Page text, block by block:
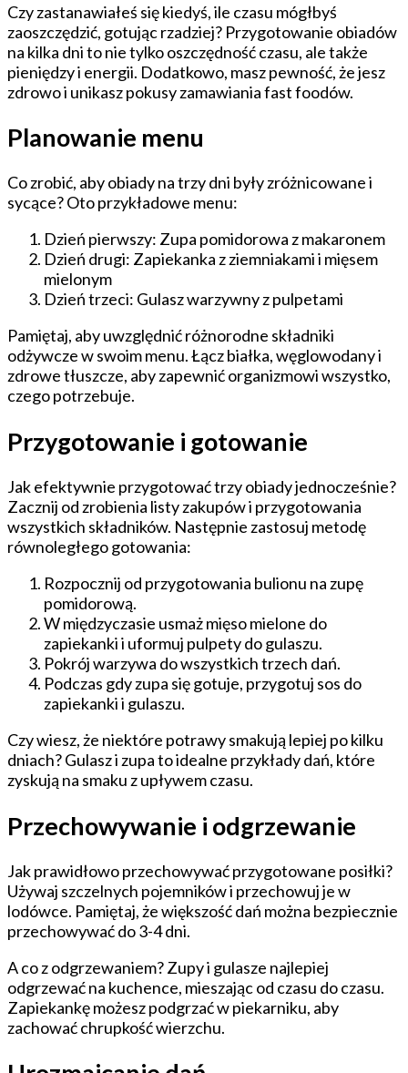
Czy zastanawiałeś się kiedyś, ile czasu mógłbyś
zaoszczędzić, gotując rzadziej? Przygotowanie obiadów
na kilka dni to nie tylko oszczędność czasu, ale także
pieniędzy i energii. Dodatkowo, masz pewność, że jesz
zdrowo i unikasz pokusy zamawiania fast foodów.
Planowanie menu
Co zrobić, aby obiady na trzy dni były zróżnicowane i
sycące? Oto przykładowe menu:
Dzień pierwszy: Zupa pomidorowa z makaronem
Dzień drugi: Zapiekanka z ziemniakami i mięsem
mielonym
Dzień trzeci: Gulasz warzywny z pulpetami
Pamiętaj, aby uwzględnić różnorodne składniki
odżywcze w swoim menu. Łącz białka, węglowodany i
zdrowe tłuszcze, aby zapewnić organizmowi wszystko,
czego potrzebuje.
Przygotowanie i gotowanie
Jak efektywnie przygotować trzy obiady jednocześnie?
Zacznij od zrobienia listy zakupów i przygotowania
wszystkich składników. Następnie zastosuj metodę
równoległego gotowania:
Rozpocznij od przygotowania bulionu na zupę
pomidorową.
W międzyczasie usmaż mięso mielone do
zapiekanki i uformuj pulpety do gulaszu.
Pokrój warzywa do wszystkich trzech dań.
Podczas gdy zupa się gotuje, przygotuj sos do
zapiekanki i gulaszu.
Czy wiesz, że niektóre potrawy smakują lepiej po kilku
dniach? Gulasz i zupa to idealne przykłady dań, które
zyskują na smaku z upływem czasu.
Przechowywanie i odgrzewanie
Jak prawidłowo przechowywać przygotowane posiłki?
Używaj szczelnych pojemników i przechowuj je w
lodówce. Pamiętaj, że większość dań można bezpiecznie
przechowywać do 3-4 dni.
A co z odgrzewaniem? Zupy i gulasze najlepiej
odgrzewać na kuchence, mieszając od czasu do czasu.
Zapiekankę możesz podgrzać w piekarniku, aby
zachować chrupkość wierzchu.